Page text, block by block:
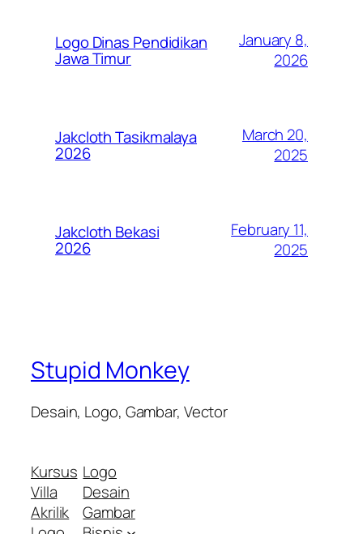
Logo Dinas Pendidikan
Jawa Timur
January 8,
2026
Jakcloth Tasikmalaya
2026
March 20,
2025
Jakcloth Bekasi
2026
February 11,
2025
Stupid Monkey
Desain, Logo, Gambar, Vector
Kursus
Villa
Akrilik
Logo
Desain
Gambar